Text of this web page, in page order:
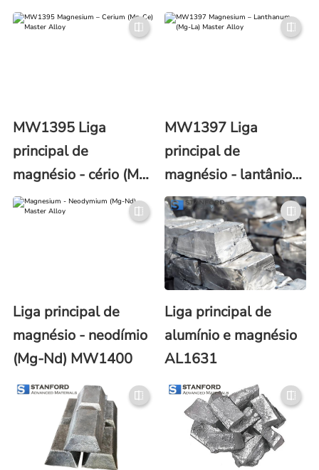
Mg)
MW1395 Liga
principal de
magnésio - cério (Mg-
Ce)
MW1397 Liga
principal de
magnésio - lantânio
(Mg-La)
Liga principal de
magnésio - neodímio
(Mg-Nd) MW1400
Liga principal de
alumínio e magnésio
AL1631